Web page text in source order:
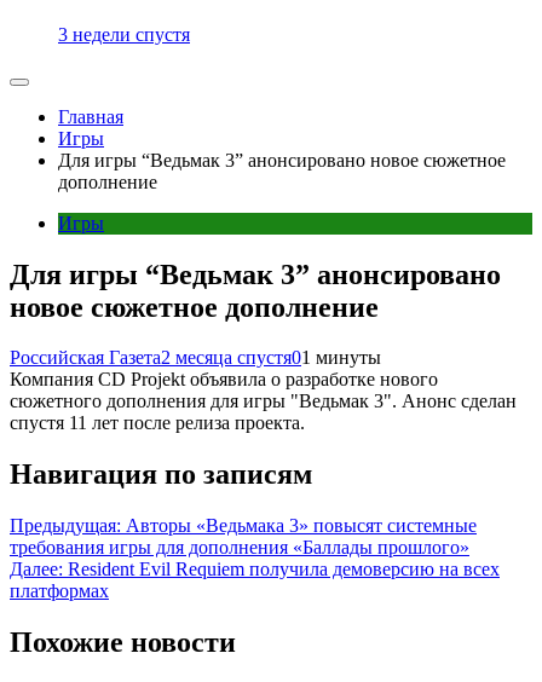
3 недели спустя
Главная
Игры
Для игры “Ведьмак 3” анонсировано новое сюжетное
дополнение
Игры
Для игры “Ведьмак 3” анонсировано
новое сюжетное дополнение
Российская Газета2 месяца спустя01 минуты
Компания CD Projekt объявила о разработке нового
сюжетного дополнения для игры "Ведьмак 3". Анонс сделан
спустя 11 лет после релиза проекта.
Навигация по записям
Предыдущая: Авторы «Ведьмака 3» повысят системные
требования игры для дополнения «Баллады прошлого»
Далее: Resident Evil Requiem получила демоверсию на всех
платформах
Похожие новости